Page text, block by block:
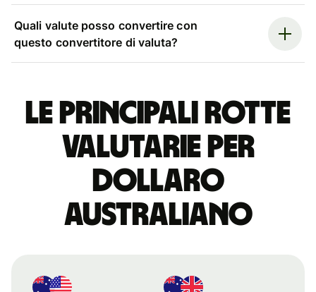
Quali valute posso convertire con
questo convertitore di valuta?
Le principali rotte
valutarie per
dollaro
australiano